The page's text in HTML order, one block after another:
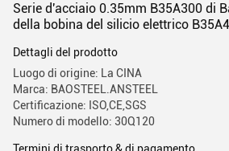
Serie d'acciaio 0.35mm B35A300 di
della bobina del silicio elettrico
Dettagli del prodotto
Luogo di origine: La CINA
Marca: BAOSTEEL.ANSTEEL
Certificazione: ISO,CE,SGS
Numero di modello: 30Q120